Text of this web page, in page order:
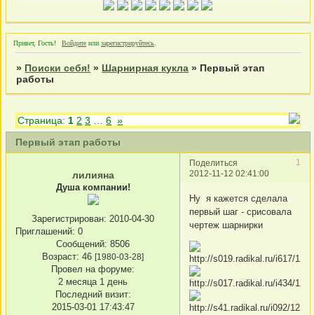
Привет, Гость! Войдите или зарегистрируйтесь
» Поиски себя! » Шарнирная кукла » Первый этап
работы
Первый этап работы
Страница: 1 2 3 6 »
Поделиться
1
2012-11-12 02:41:00
лилияна
Душа компании!
Зарегистрирован: 2010-04-30
Приглашений: 0
Сообщений: 8506
Возраст: 46 [1980-03-28]
Провел на форуме:
2 месяца 1 день
Последний визит:
2015-03-01 17:43:47
Ну я кажется сделала
первый шаг - срисовала
чертеж шарнирки